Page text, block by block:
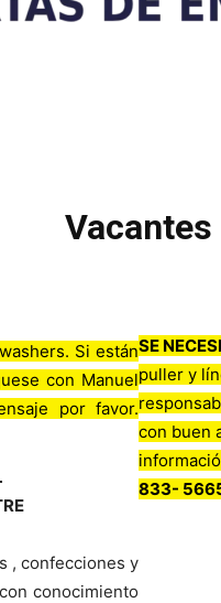
Vacantes
Si están
con Manuel
por favor.
, confecciones y
conocimiento
SE
puller y
con buen
833-